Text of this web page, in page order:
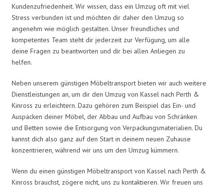
Kundenzufriedenheit. Wir wissen, dass ein Umzug oft mit viel
Stress verbunden ist und möchten dir daher den Umzug so
angenehm wie möglich gestalten. Unser freundliches und
kompetentes Team steht dir jederzeit zur Verfügung, um alle
deine Fragen zu beantworten und dir bei allen Anliegen zu
helfen.
Neben unserem günstigen Möbeltransport bieten wir auch weitere
Dienstleistungen an, um dir den Umzug von Kassel nach Perth &
Kinross zu erleichtern. Dazu gehören zum Beispiel das Ein- und
Auspacken deiner Möbel, der Abbau und Aufbau von Schränken
und Betten sowie die Entsorgung von Verpackungsmaterialien. Du
kannst dich also ganz auf den Start in deinem neuen Zuhause
konzentrieren, während wir uns um den Umzug kümmern.
Wenn du einen günstigen Möbeltransport von Kassel nach Perth &
Kinross brauchst, zögere nicht, uns zu kontaktieren. Wir freuen uns